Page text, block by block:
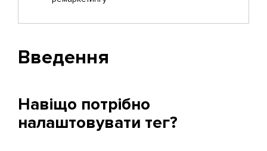
Введення
Навіщо потрібно
налаштовувати тег?